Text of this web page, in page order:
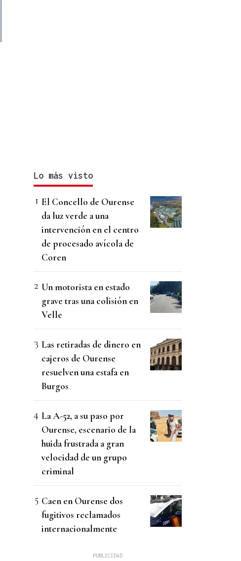
Lo más visto
El Concello de Ourense
da luz verde a una
intervención en el centro
de procesado avícola de
Coren
Un motorista en estado
grave tras una colisión en
Velle
Las retiradas de dinero en
cajeros de Ourense
resuelven una estafa en
Burgos
La A-52, a su paso por
Ourense, escenario de la
huida frustrada a gran
velocidad de un grupo
criminal
Caen en Ourense dos
fugitivos reclamados
internacionalmente